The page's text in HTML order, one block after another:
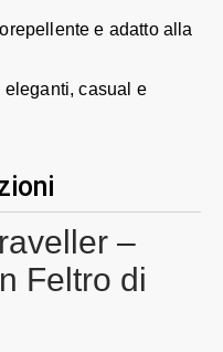
e adatto alla
eleganti, casual e
–
Feltro di